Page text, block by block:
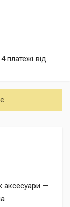
платежі від
аксесуари —